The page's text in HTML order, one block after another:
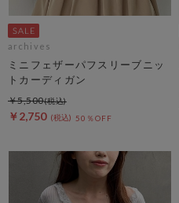
archives
ミニフェザーパフスリーブニッ
トカーディガン
￥2,750 50％OFF
￥5,500